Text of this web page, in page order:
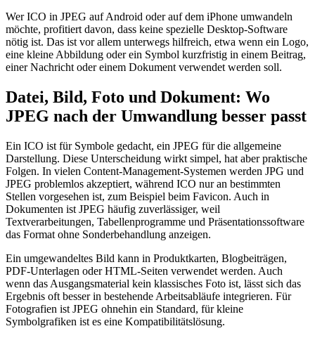
Wer ICO in JPEG auf Android oder auf dem iPhone umwandeln
möchte, profitiert davon, dass keine spezielle Desktop-Software
nötig ist. Das ist vor allem unterwegs hilfreich, etwa wenn ein Logo,
eine kleine Abbildung oder ein Symbol kurzfristig in einem Beitrag,
einer Nachricht oder einem Dokument verwendet werden soll.
Datei, Bild, Foto und Dokument: Wo
JPEG nach der Umwandlung besser passt
Ein ICO ist für Symbole gedacht, ein JPEG für die allgemeine
Darstellung. Diese Unterscheidung wirkt simpel, hat aber praktische
Folgen. In vielen Content-Management-Systemen werden JPG und
JPEG problemlos akzeptiert, während ICO nur an bestimmten
Stellen vorgesehen ist, zum Beispiel beim Favicon. Auch in
Dokumenten ist JPEG häufig zuverlässiger, weil
Textverarbeitungen, Tabellenprogramme und Präsentationssoftware
das Format ohne Sonderbehandlung anzeigen.
Ein umgewandeltes Bild kann in Produktkarten, Blogbeiträgen,
PDF-Unterlagen oder HTML-Seiten verwendet werden. Auch
wenn das Ausgangsmaterial kein klassisches Foto ist, lässt sich das
Ergebnis oft besser in bestehende Arbeitsabläufe integrieren. Für
Fotografien ist JPEG ohnehin ein Standard, für kleine
Symbolgrafiken ist es eine Kompatibilitätslösung.